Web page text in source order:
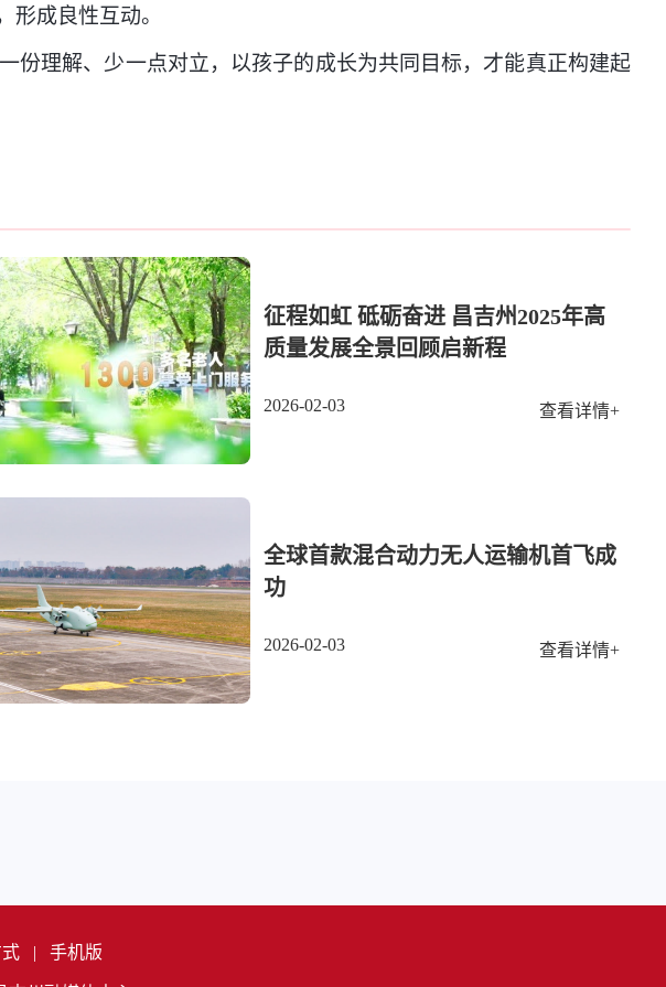
成良性互动。
理解、少一点对立，以孩子的成长为共同目标，才能真正构建起
征程如虹 砥砺奋进 昌吉州2025年高
质量发展全景回顾启新程
2026-02-03 查看详情+
全球首款混合动力无人运输机首飞成
功
2026-02-03 查看详情+
| 手机版